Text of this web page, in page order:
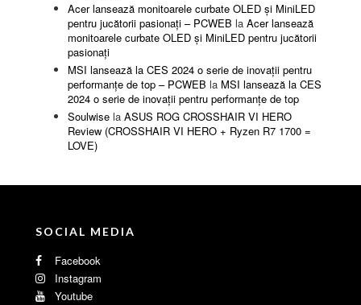
Acer lansează monitoarele curbate OLED și MiniLED
pentru jucătorii pasionați – PCWEB la Acer lansează
monitoarele curbate OLED și MiniLED pentru jucătorii
pasionați
MSI lansează la CES 2024 o serie de inovații pentru
performanțe de top – PCWEB la MSI lansează la CES
2024 o serie de inovații pentru performanțe de top
Soulwise la ASUS ROG CROSSHAIR VI HERO
Review (CROSSHAIR VI HERO + Ryzen R7 1700 =
LOVE)
SOCIAL MEDIA
Facebook
Instagram
Youtube